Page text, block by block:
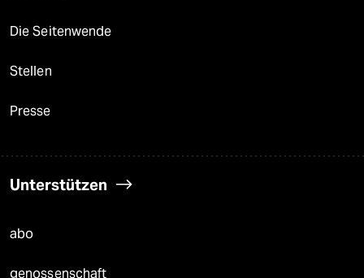
Die Seitenwende
Stellen
Presse
Unterstützen
abo
genossenschaft